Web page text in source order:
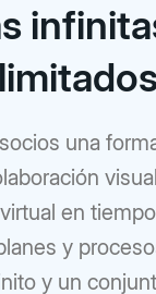
una
en
y
y un